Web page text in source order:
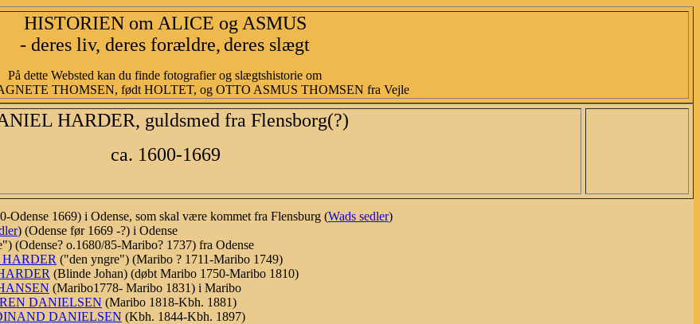
HISTORIEN om ALICE og ASMUS
- deres liv, deres forældre, deres slægt
På dette Websted kan du finde fotografier og slægtshistorie om
THOMSEN, født HOLTET, og OTTO ASMUS THOMSEN fra Vejle
HARDER, guldsmed fra Flensborg(?)
ca. 1600-1669
1669) i Odense, som skal være kommet fra Flensburg (Wads sedler)
) (Odense før 1669 -?) i Odense
(Odense? o.1680/85-Maribo? 1737) fra Odense
("den yngre") (Maribo ? 1711-Maribo 1749)
(Blinde Johan) (døbt Maribo 1750-Maribo 1810)
(Maribo1778- Maribo 1831) i Maribo
DANIELSEN (Maribo 1818-Kbh. 1881)
DANIELSEN (Kbh. 1844-Kbh. 1897)